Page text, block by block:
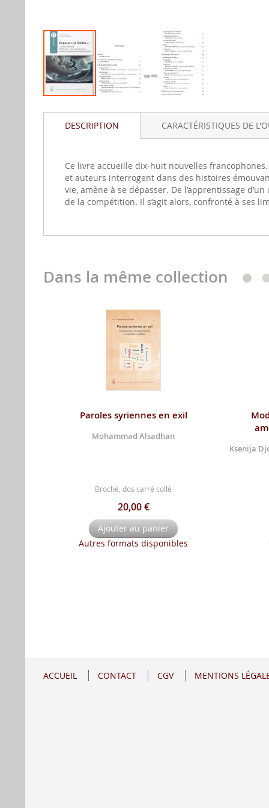
au
début
gallerie
d'image
DESCRIPTION
Ce livre accueille dix-huit nouvelles
et auteurs interrogent dans des histoires
vie, amène à se dépasser. De l’apprentissage
de la compétition. Il s’agit alors, confronté à ses
CARACTÉRISTIQUES DE
Dans la même collection
Paroles syriennes en exil
Mohammad Alsadhan
Broché, dos carré collé
20,00 €
Ajouter au panier
Autres formats disponibles
Ksenija
ACCUEIL CONTACT CGV MENTIONS